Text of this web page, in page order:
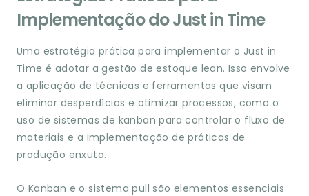
Implementação do Just in Time
Uma estratégia prática para implementar o Just in
Time é adotar a gestão de estoque lean. Isso envolve
a aplicação de técnicas e ferramentas que visam
eliminar desperdícios e otimizar processos, como o
uso de sistemas de kanban para controlar o fluxo de
materiais e a implementação de práticas de
produção enxuta.
O Kanban e o sistema pull são elementos essenciais